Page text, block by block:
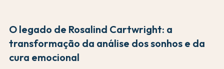
O legado de Rosalind Cartwright: a
transformação da análise dos sonhos e da
cura emocional